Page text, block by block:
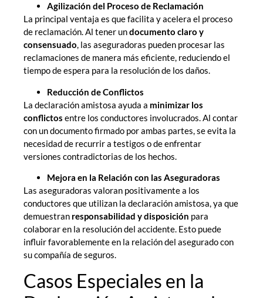
Agilización del Proceso de Reclamación
La principal ventaja es que facilita y acelera el proceso
de reclamación. Al tener undocumento claro y
consensuado, las aseguradoras pueden procesar las
reclamaciones de manera más eficiente, reduciendo el
tiempo de espera para la resolución de los daños.
Reducción de Conflictos
La declaración amistosa ayuda a minimizar los
conflictos entre los conductores involucrados. Al contar
con un documento firmado por ambas partes, se evita la
necesidad de recurrir a testigos o de enfrentar
versiones contradictorias de los hechos.
Mejora en la Relación con las Aseguradoras
Las aseguradoras valoran positivamente a los
conductores que utilizan la declaración amistosa, ya que
demuestran responsabilidad y disposición para
colaborar en la resolución del accidente. Esto puede
influir favorablemente en la relación del asegurado con
su compañía de seguros.
Casos Especiales en la